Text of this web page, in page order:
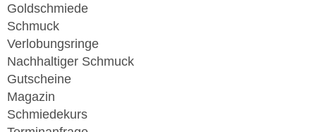
Goldschmiede
Schmuck
Verlobungsringe
Nachhaltiger Schmuck
Gutscheine
Magazin
Schmiedekurs